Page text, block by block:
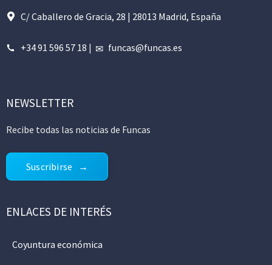
C/ Caballero de Gracia, 28 | 28013 Madrid, España
+34 91 596 57 18 | funcas@funcas.es
NEWSLETTER
Recibe todas las noticias de Funcas
Suscribirse
ENLACES DE INTERÉS
Coyuntura económica